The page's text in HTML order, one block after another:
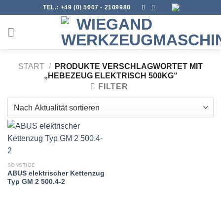
content
TEL.: +49 (0) 5607 - 2109980
START /
PRODUKTE VERSCHLAGWORTET MIT
„HEBEZEUG ELEKTRISCH 500KG“
FILTER
SONSTIGE
ABUS elektrischer Kettenzug
Typ GM 2 500.4-2